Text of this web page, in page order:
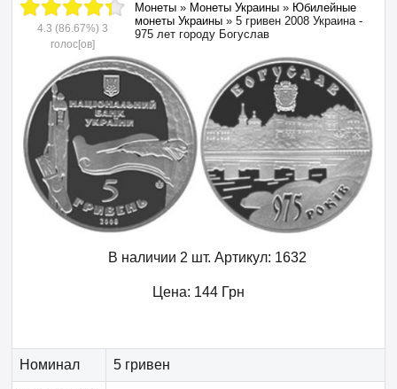
4.3 (86.67%) 3
голос[ов]
Монеты » Монеты Украины » Юбилейные
монеты Украины » 5 гривен 2008 Украина -
975 лет городу Богуслав
В наличии 2 шт. Артикул: 1632
Цена: 144 Грн
Номинал 5 гривен